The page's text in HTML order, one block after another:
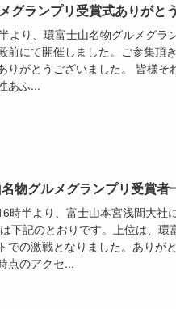
グランプリ受賞式ありがと
より、環富士山名物グルメグラ
前にて開催しました。ご参集頂
りがとうございました。 皆様そ
あふ...
物グルメグランプリ受賞者
時半より、富士山本宮浅間大社
下記のとおりです。上位は、環
での激戦となりました。ありが
点のアクセ...